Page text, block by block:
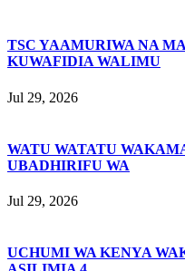
TSC YAAMURIWA NA
KUWAFIDIA WALIMU
Jul 29, 2026
WATU WATATU
UBADHIRIFU WA
Jul 29, 2026
UCHUMI WA KENYA